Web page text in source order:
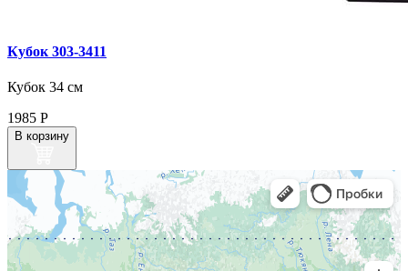
Кубок 303‑3411
Кубок 34 см
1985 Р
В корзину